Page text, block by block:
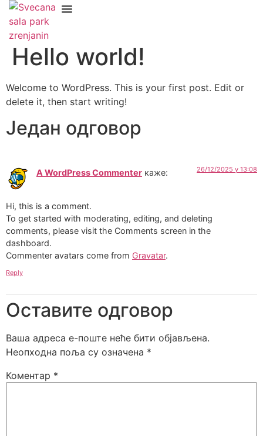
Hello world!
Welcome to WordPress. This is your first post. Edit or
delete it, then start writing!
Један одговор
A WordPress Commenter каже: 26/12/2025 у 13:08
Hi, this is a comment.
To get started with moderating, editing, and deleting
comments, please visit the Comments screen in the
dashboard.
Commenter avatars come from Gravatar.
Reply
Оставите одговор
Ваша адреса е-поште неће бити објављена.
Неопходна поља су означена *
Коментар *